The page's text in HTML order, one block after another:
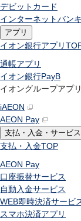
デビットカード
インターネットバン
アプリ
イオン銀行アプリ
通帳アプリ
イオン銀行PayB
イオングループアプリ
iAEON
AEON Pay
支払・入金・サービス
支払・入金TOP
AEON Pay
口座振替サービス
自動入金サービス
WEB即時決済サービ
スマホ決済アプリ